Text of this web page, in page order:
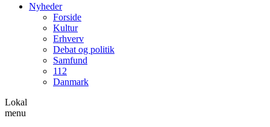
Nyheder
Forside
Kultur
Erhverv
Debat og politik
Samfund
112
Danmark
Lokal
menu